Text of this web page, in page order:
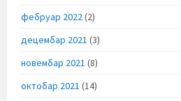
фебруар 2022 (2)
децембар 2021 (3)
новембар 2021 (8)
октобар 2021 (14)